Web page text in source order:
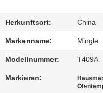
SITEMAP
PRIVACY
POLICY
Herkunftsort: China
Markenname: Mingle
Modellnummer: T409A
Markieren: